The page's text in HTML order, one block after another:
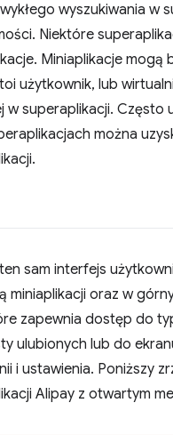
wyszukiwania w
Niektóre
Miniaplikacje mogą
użytkownik, lub
superaplikacji. Często
można
sam interfejs
miniaplikacji oraz w
zapewnia dostęp do
ulubionych lub do
i ustawienia. Poniższy
Alipay z otwartym